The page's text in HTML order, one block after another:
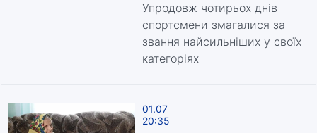
Упродовж чотирьох днів
спортсмени змагалися за
звання найсильніших у своїх
категоріях
01.07
20:35